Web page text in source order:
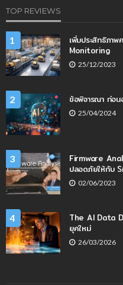
TOP REVIEWS
1
เพิ่มประสิทธิภา
Monitoring
25/12/2023
2 ข้อพิจารณา ก่อ
25/04/2024
3
Firmware
ปลอดภัยให้กับ
02/06/2023
4
The AI Data
ยุคใหม่
26/03/2026